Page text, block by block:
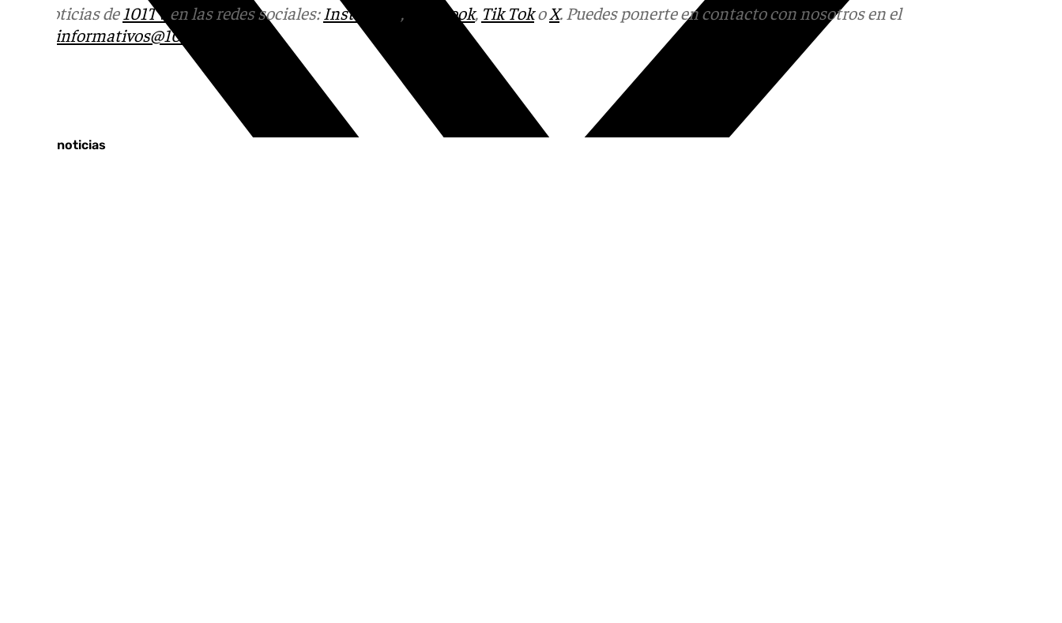
Más noticias de 101TV en las redes sociales: Instagram , Facebook, Tik TokoX. Puedes ponerte en contacto con nosotros en el
informativos@101tv.es
Últimas noticias